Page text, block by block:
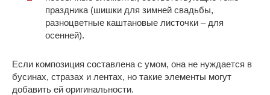
праздника (шишки для зимней свадьбы,
разноцветные каштановые листочки – для
осенней).
Если композиция составлена с умом, она не нуждается в
бусинах, стразах и лентах, но такие элементы могут
добавить ей оригинальности.